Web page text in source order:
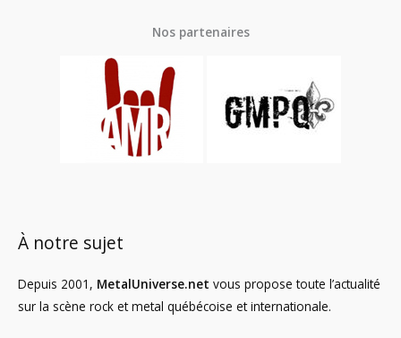
Nos partenaires
À notre sujet
Depuis 2001, MetalUniverse.net vous propose toute l’actualité
sur la scène rock et metal québécoise et internationale.